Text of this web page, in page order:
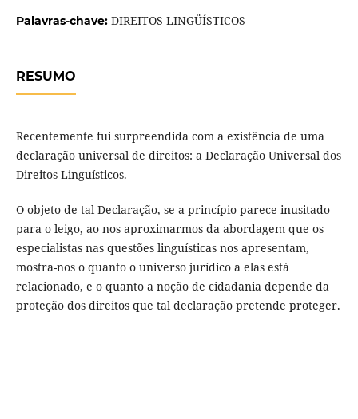
Palavras-chave: DIREITOS LINGÜÍSTICOS
RESUMO
Recentemente fui surpreendida com a existência de uma
declaração universal de direitos: a Declaração Universal dos
Direitos Linguísticos.
O objeto de tal Declaração, se a princípio parece inusitado
para o leigo, ao nos aproximarmos da abordagem que os
especialistas nas questões linguísticas nos apresentam,
mostra-nos o quanto o universo jurídico a elas está
relacionado, e o quanto a noção de cidadania depende da
proteção dos direitos que tal declaração pretende proteger.